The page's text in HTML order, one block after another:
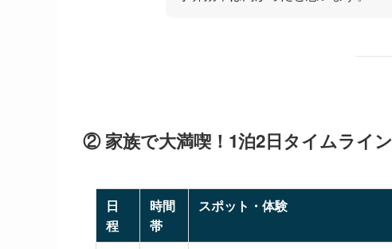
② 家族で大満喫！1泊2日タイムライン
日
程
時間
帯
スポット・体験